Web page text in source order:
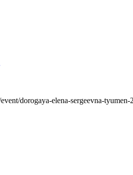
dorogaya-elena-sergeevna-tyumen-